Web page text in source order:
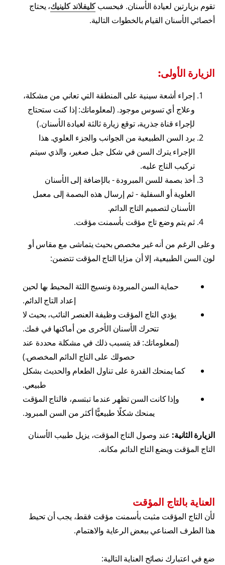
تقوم بزيارتين لعيادة الأسنان. فبحسبكليفلاند كلينيك، يحتاج
أخصائي الأسنان القيام بالخطوات التالية.
الزيارة الأولى:
إجراء أشعة سينية على المنطقة التي تعاني من مشكلة،
وعلاج أي تسوس موجود. (لمعلوماتك: إذا كنت ستحتاج
لإجراء قناة جذرية، توقع زيارة ثالثة لعيادة الأسنان.)
برد السن الطبيعية من الجوانب والجزء العلوي. هذا
الإجراء يترك السن في شكل جبل صغير، والذي سيتم
تركيب التاج عليه.
أخذ بصمة للسن المبرودة - بالإضافة إلى الأسنان
العلوية أو السفلية - ثم إرسال هذه البصمة إلى معمل
الأسنان لتصميم التاج الدائم.
ثم يتم وضع تاج مؤقت بأسمنت مؤقت.
وعلى الرغم من أنه غير مخصص بحيث يتماشى مع مقاس أو
لون السن الطبيعية، إلا أن مزايا التاج المؤقت تتضمن:
حماية السن المبرودة ونسيج اللثة المحيط بها لحين
إعداد التاج الدائم.
يؤدي التاج المؤقت وظيفة العنصر النائب، بحيث لا
تتحرك الأسنان الأخرى من أماكنها في فمك.
(لمعلوماتك: قد يتسبب ذلك في مشكلة محددة عند
حصولك على التاج الدائم المخصص.)
كما يمنحك القدرة على تناول الطعام والحديث بشكل
طبيعي.
وإذا كانت السن تظهر عندما تبتسم، فالتاج المؤقت
يمنحك شكلًا طبيعيًّا أكثر من السن المبرود.
الزيارة الثانية: عند وصول التاج المؤقت، يزيل طبيب الأسنان
التاج المؤقت ويضع التاج الدائم مكانه.
العناية بالتاج المؤقت
لأن التاج المؤقت مثبت بأسمنت مؤقت فقط، يجب أن تحيط
هذا الطرف الصناعي ببعض الرعاية والاهتمام.
ضع في اعتبارك نصائح العناية التالية: